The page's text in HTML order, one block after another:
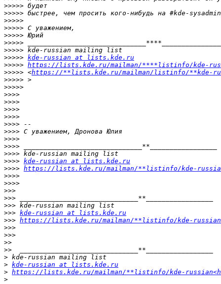
>>>>>
>>>>>
>>>>>
>>>>>
>>>>>
>>>>>
>>>>>
>>>>> kde-russian at lists.kde.ru
>>>>> https://lists.kde.ru/mailman/****listinfo/kde-
>>>>> <https://**lists.kde.ru/mailman/listinfo/**kde-
>>>>>
>>>>>
>>>>
>>>>
>>>>
>>>>
>>>>
>>>>
>>>>
>>>>
>>>>
>>>> kde-russian at lists.kde.ru
>>>> https://lists.kde.ru/mailman/**listinfo/kde-
>>>>
>>>>
>>>
>>>
>>>
>>> kde-russian at lists.kde.ru
>>> https://lists.kde.ru/mailman/**listinfo/kde-
>>>
>>>
>>
>>
>
> kde-russian at lists.kde.ru
> https://lists.kde.ru/mailman/**listinfo/kde-
>